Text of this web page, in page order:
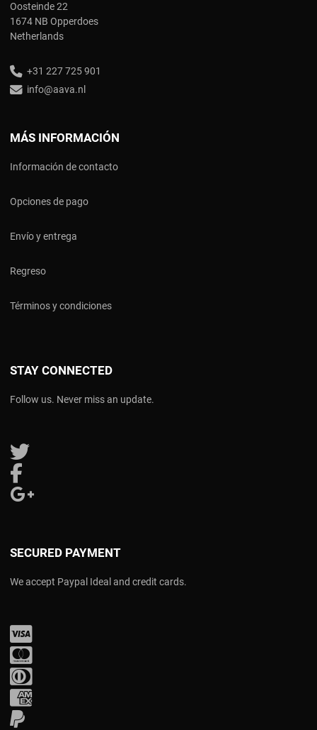
Oosteinde 22
1674 NB Opperdoes
Netherlands
+31 227 725 901
info@aava.nl
MÁS INFORMACIÓN
Información de contacto
Opciones de pago
Envío y entrega
Regreso
Términos y condiciones
STAY CONNECTED
Follow us. Never miss an update.
Follow us on Twitter
SECURED PAYMENT
We accept Paypal Ideal and credit cards.
PayPal